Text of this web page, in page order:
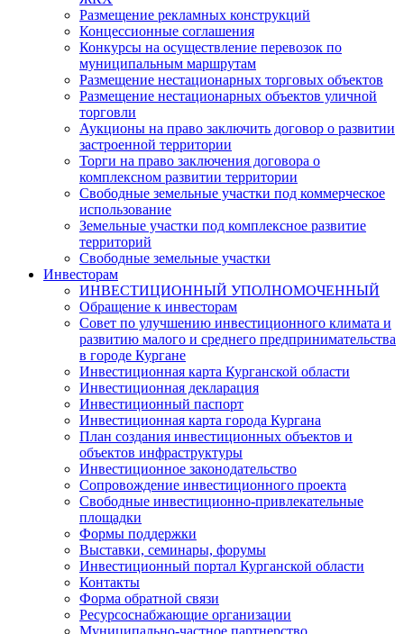
Размещение рекламных конструкций
Концессионные соглашения
Конкурсы на осуществление перевозок по
муниципальным маршрутам
Размещение нестационарных торговых объектов
Размещение нестационарных объектов уличной
торговли
Аукционы на право заключить договор о развитии
застроенной территории
Торги на право заключения договора о
комплексном развитии территории
Свободные земельные участки под коммерческое
использование
Земельные участки под комплексное развитие
территорий
Свободные земельные участки
Инвесторам
ИНВЕСТИЦИОННЫЙ УПОЛНОМОЧЕННЫЙ
Обращение к инвесторам
Совет по улучшению инвестиционного климата и
развитию малого и среднего предпринимательства
в городе Кургане
Инвестиционная карта Курганской области
Инвестиционная декларация
Инвестиционный паспорт
Инвестиционная карта города Кургана
План создания инвестиционных объектов и
объектов инфраструктуры
Инвестиционное законодательство
Сопровождение инвестиционного проекта
Свободные инвестиционно-привлекательные
площадки
Формы поддержки
Выставки, семинары, форумы
Инвестиционный портал Курганской области
Контакты
Форма обратной связи
Ресурсоснабжающие организации
Муниципально-частное партнерство